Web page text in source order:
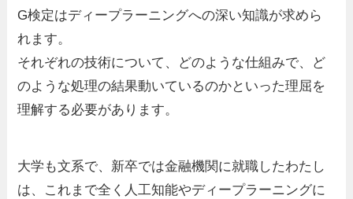
G検定はディープラーニングへの深い知識が求めら
れます。
それぞれの技術について、どのような仕組みで、ど
のような処理の結果動いているのかといった理屈を
理解する必要があります。
大学も文系で、新卒では金融機関に就職したわたし
は、これまで全く人工知能やディープラーニングに